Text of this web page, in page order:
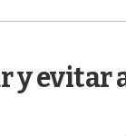
y evitar